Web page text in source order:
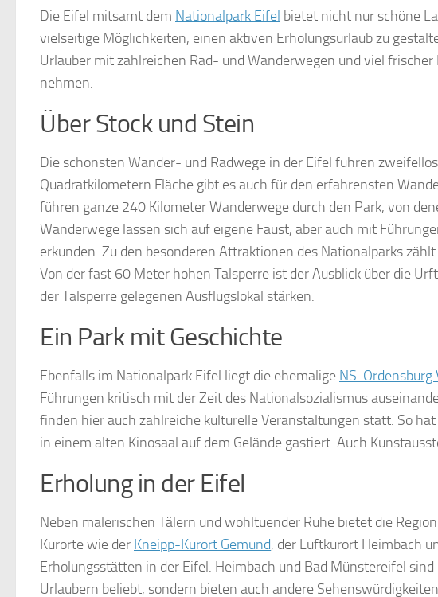
Die Eifel mitsamt dem Nationalpark Eifel bietet nicht nur schöne
vielseitige Möglichkeiten, einen aktiven Erholungsurlaub zu
Urlauber mit zahlreichen Rad- und Wanderwegen und viel
nehmen.
Über Stock und Stein
Die schönsten Wander- und Radwege in der Eifel führen
Quadratkilometern Fläche gibt es auch für den erfahrensten
führen ganze 240 Kilometer Wanderwege durch den Park, von
Wanderwege lassen sich auf eigene Faust, aber auch mit
erkunden. Zu den besonderen Attraktionen des Nationalparks
Von der fast 60 Meter hohen Talsperre ist der Ausblick über die
der Talsperre gelegenen Ausflugslokal stärken.
Ein Park mit Geschichte
Ebenfalls im Nationalpark Eifel liegt die ehemalige NS-Ordensburg
Führungen kritisch mit der Zeit des Nationalsozialismus
finden hier auch zahlreiche kulturelle Veranstaltungen statt. So
in einem alten Kinosaal auf dem Gelände gastiert. Auch
Erholung in der Eifel
Neben malerischen Tälern und wohltuender Ruhe bietet die
Kurorte wie der Kneipp-Kurort Gemünd, der Luftkurort Heimbach
Erholungsstätten in der Eifel. Heimbach und Bad Münstereifel
Urlaubern beliebt, sondern bieten auch andere